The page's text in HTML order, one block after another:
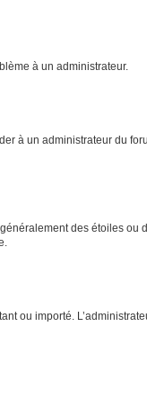
à un administrateur.
à un administrateur du
des étoiles
ou importé.